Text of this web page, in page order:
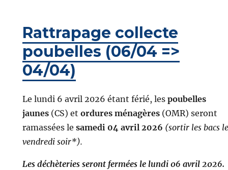
Rattrapage collecte
poubelles (06/04 =>
04/04)
Le lundi 6 avril 2026 étant férié, les poubelles
jaunes(CS) et ordures ménagères(OMR) seront
ramassées le samedi 04 avril 2026 (sortir les bacs le
vendredi soir*).
Les déchèteries seront fermées le lundi 06 avril 2026.